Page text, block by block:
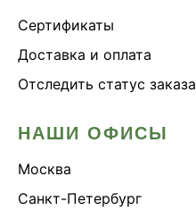
Сертификаты
Доставка и оплата
Отследить статус заказа
НАШИ ОФИСЫ
Москва
Санкт-Петербург